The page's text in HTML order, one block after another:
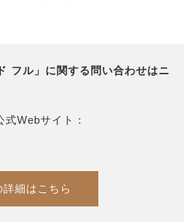
フル」に関する問い合わせはニ
Webサイト：
詳細はこちら